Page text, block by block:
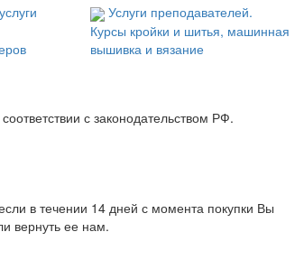
Услуги преподавателей.
Курсы кройки и шитья, машинная
вышивка и вязание
с законодательством РФ.
в течении 14 дней с момента покупки Вы
вернуть ее нам.